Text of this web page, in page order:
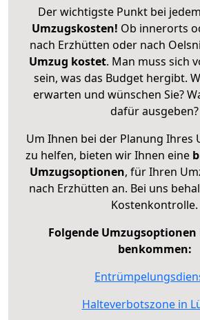
Der wichtigste Punkt bei
Umzugskosten! Ob innerorts
nach Erzhütten oder nach
Umzug kostet. Man muss sich
sein, was das Budget hergibt.
erwarten und wünschen Sie?
dafür ausgeben?
Um Ihnen bei der Planung Ihres
zu helfen, bieten wir Ihnen eine
Umzugsoptionen, für Ihren
nach Erzhütten an. Bei uns
Kostenkontrolle.
Folgende Umzugsoptionen
benkommen:
Halteverbotszone in